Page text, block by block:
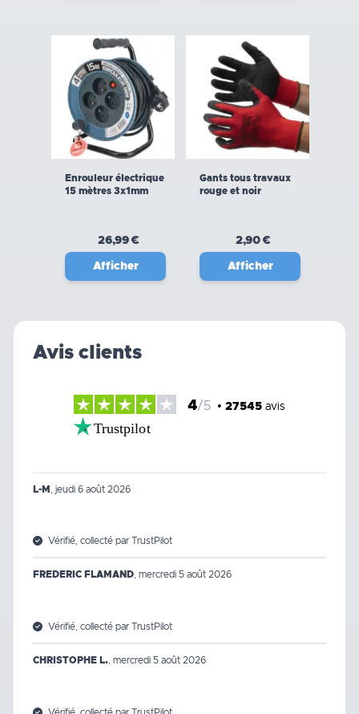
Enrouleur électrique
15 mètres 3x1mm
26,99 €
Afficher
Gants tous travaux
rouge et noir
2,90 €
Afficher
Avis clients
4/5 • 27545 avis
Trustpilot
L-M jeudi 6 août 2026
Vérifié, collecté par TrustPilot
FREDERIC FLAMAND, mercredi 5 août 2026
Vérifié, collecté par TrustPilot
CHRISTOPHE L. mercredi 5 août 2026